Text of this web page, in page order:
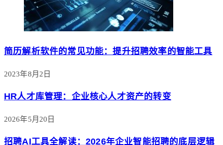
简历解析软件的常见功能：提升招聘效率的智能工具
2023年8月2日
HR人才库管理：企业核心人才资产的转变
2026年5月20日
招聘AI工具全解读：2026年企业智能招聘的底层逻辑